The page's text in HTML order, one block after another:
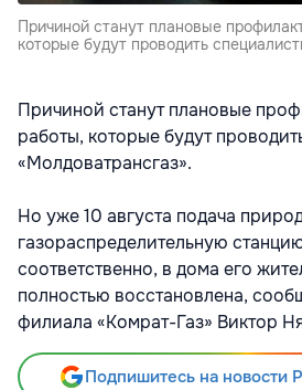
Причиной станут плановые
которые будут проводить
Причиной станут плановые
работы, которые будут
«Молдоватрансгаз».
Но уже 10 августа подача
газораспределительную
соответственно, в дома его
полностью восстановлена,
филиала «Комрат-Газ» Виктор
Подпишитесь на новости